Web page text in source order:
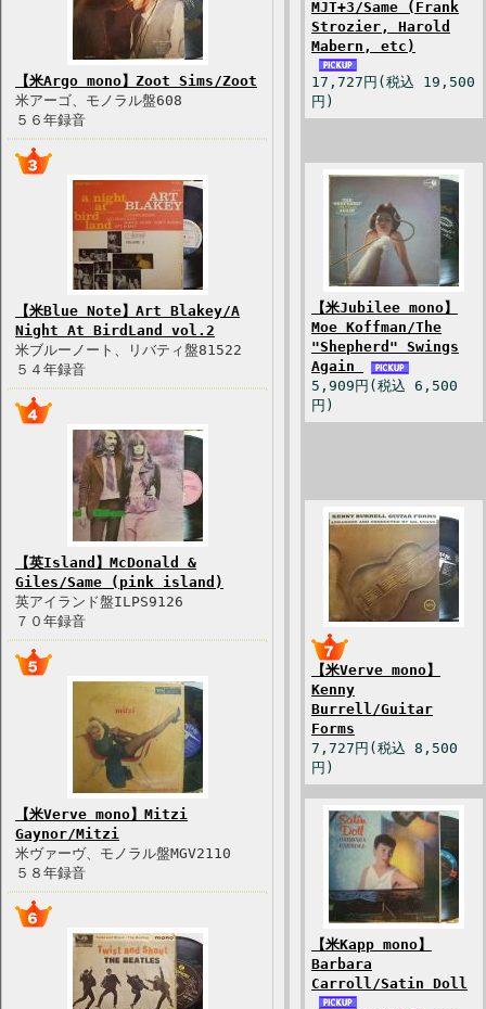
【米Argo mono】Zoot Sims/Zoot
米アーゴ、モノラル盤608
５６年録音
【米Blue Note】Art Blakey/A
Night At BirdLand vol.2
米ブルーノート、リバティ盤81522
５４年録音
【英Island】McDonald &
Giles/Same (pink island)
英アイランド盤ILPS9126
７０年録音
【米Verve mono】Mitzi
Gaynor/Mitzi
米ヴァーヴ、モノラル盤MGV2110
５８年録音
MJT+3/Same (Frank
Strozier, Harold
Mabern, etc)
17,727円(税込 19,500
円)
【米Jubilee mono】
Moe Koffman/The
"Shepherd" Swings
Again
5,909円(税込 6,500
円)
【米Verve mono】
Kenny
Burrell/Guitar
Forms
7,727円(税込 8,500
円)
【米Kapp mono】
Barbara
Carroll/Satin Doll